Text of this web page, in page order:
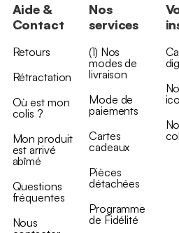
Aide &
Contact
Retours
Rétractation
Où est mon
colis ?
Mon produit
est arrivé
abîmé
Questions
fréquentes
Nous
Nos
services
(1) Nos
modes de
livraison
Mode de
paiements
Cartes
cadeaux
Pièces
détachées
Programme
de Fidélité